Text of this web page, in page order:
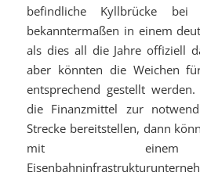
befindliche Kyllbrücke
bekanntermaßen in einem
als dies all die Jahre offiziell
aber könnten die Weichen
entsprechend gestellt
die Finanzmittel zur
Strecke bereitstellen, dann
mit einem